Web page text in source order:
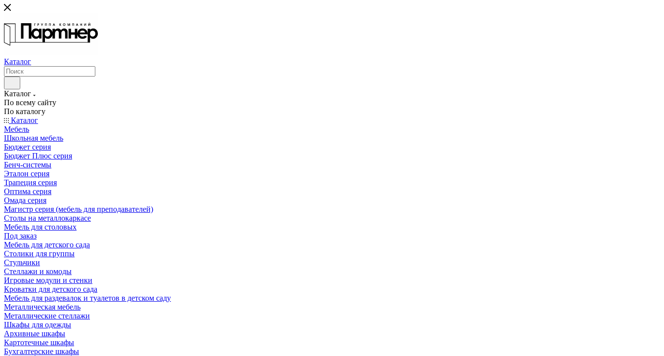
Каталог
Каталог
По всему сайту
По каталогу
Каталог
Мебель
Школьная мебель
Бюджет серия
Бюджет Плюс серия
Бенч-системы
Эталон серия
Трапеция серия
Оптима серия
Омада серия
Магистр серия (мебель для преподавателей)
Столы на металлокаркасе
Мебель для столовых
Под заказ
Мебель для детского сада
Столики для группы
Стульчики
Стеллажи и комоды
Игровые модули и стенки
Кроватки для детского сада
Мебель для раздевалок и туалетов в детском саду
Металлическая мебель
Металлические стеллажи
Шкафы для одежды
Архивные шкафы
Картотечные шкафы
Бухгалтерские шкафы